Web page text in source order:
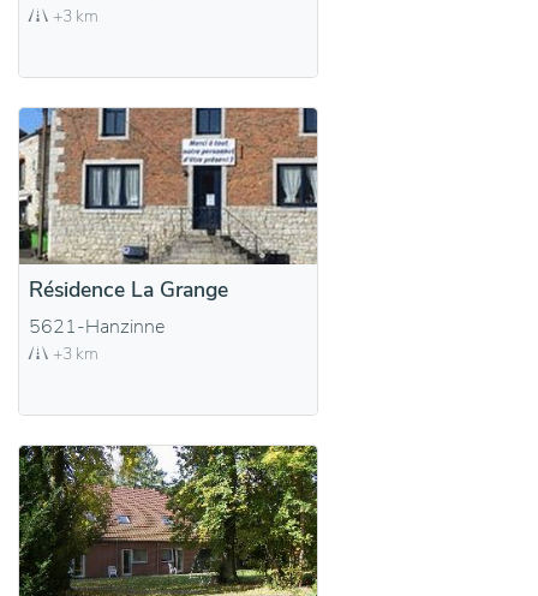
+3 km
Résidence La Grange
5621-Hanzinne
+3 km